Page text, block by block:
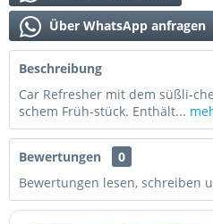
Über WhatsApp anfragen
Beschreibung
Car Refresher mit dem süßli-
schem Früh-stück. Enthält...
Bewertungen
0
Bewertungen lesen, schreiben